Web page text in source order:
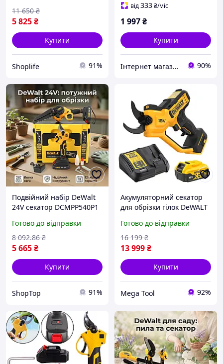
5 825₴
11 650 ₴
Купити
Shoplife 91%
від333₴/міс
1 997₴
Купити
Інтернет магазин 4K 90%
Подвійний набір DeWalt
24V секатор DCMPP540P1
DCM160N шина 15 см для
ефективної обрізки,
безключове натягування
Готово до відправки
5 665₴
8 092.86 ₴
Купити
ShopTop 91%
Акумуляторний секатор
для обрізки гілок DeWALT
Li-Ion садові ножиці на
акумуляторі
Готово до відправки
13 999₴
16 199 ₴
Купити
Mega Tool 92%